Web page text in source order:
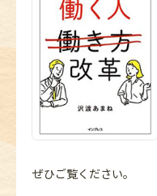
ぜひご覧ください。